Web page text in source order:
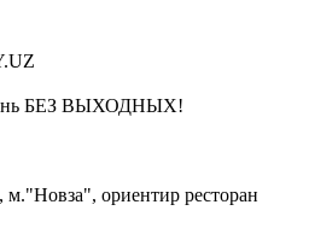
БЕЗ ВЫХОДНЫХ!
м."Новза", ориентир ресторан